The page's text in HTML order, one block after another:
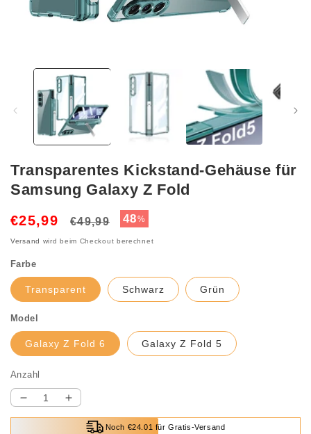
Modal
öffnen
Transparentes Kickstand-Gehäuse für
Samsung Galaxy Z Fold
€25,99
Normaler
€49,99 Verkaufspreis
48%
Versand wird beim Checkout berechnet
Farbe
Transparent Schwarz Grün
Model
Galaxy Z Fold 6 Galaxy Z Fold 5
Anzahl
Verringere
die
Erhöhe
die
Noch €24.01 für Gratis-Versand